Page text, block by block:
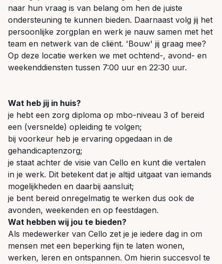
naar hun vraag is van belang om hen de juiste
ondersteuning te kunnen bieden. Daarnaast volg jij het
persoonlijke zorgplan en werk je nauw samen met het
team en netwerk van de cliënt. 'Bouw' jij graag mee?
Op deze locatie werken we met ochtend-, avond- en
weekenddiensten tussen 7:00 uur en 22:30 uur.
Wat heb jij in huis?
je hebt een zorg diploma op mbo-niveau 3 of bereid
een (versnelde) opleiding te volgen;
bij voorkeur heb je ervaring opgedaan in de
gehandicaptenzorg;
je staat achter de visie van Cello en kunt die vertalen
in je werk. Dit betekent dat je altijd uitgaat van iemands
mogelijkheden en daarbij aansluit;
je bent bereid onregelmatig te werken dus ook de
avonden, weekenden en op feestdagen.
Wat hebben wij jou te bieden?
Als medewerker van Cello zet je je iedere dag in om
mensen met een beperking fijn te laten wonen,
werken, leren en ontspannen. Om hierin succesvol te